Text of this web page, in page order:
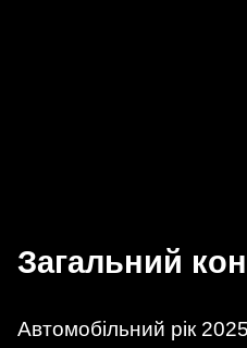
Загальний
Автомобільний рік